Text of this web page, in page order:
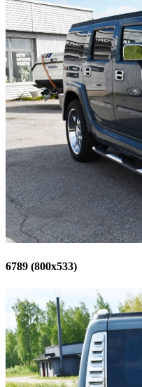
6789 (800x533)